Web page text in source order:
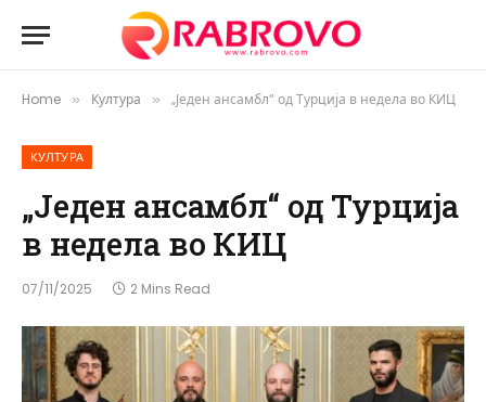
Home » Култура » „Једен ансамбл“ од Турција в недела во КИЦ
КУЛТУРА
„Једен ансамбл“ од Турција
в недела во КИЦ
07/11/2025 2 Mins Read